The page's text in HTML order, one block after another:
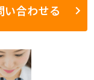
い合わせる